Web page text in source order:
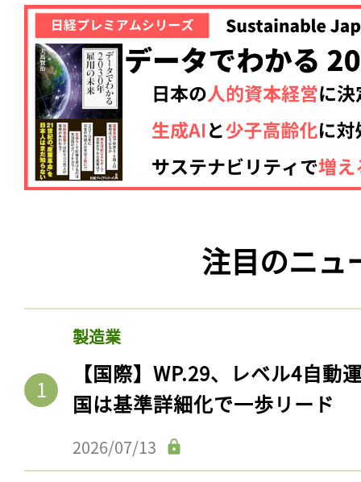
注目のニュ
製造業
【国際】WP.29、レベル4自動
国は基準詳細化で一歩リード
2026/07/13